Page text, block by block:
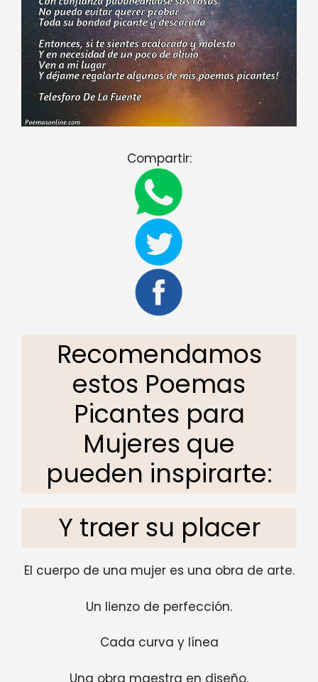
Compartir:
Recomendamos
estos Poemas
Picantes para
Mujeres que
pueden inspirarte:
Y traer su placer
El cuerpo de una mujer es una obra de arte.
Un lienzo de perfección.
Cada curva y línea
Una obra maestra en diseño.